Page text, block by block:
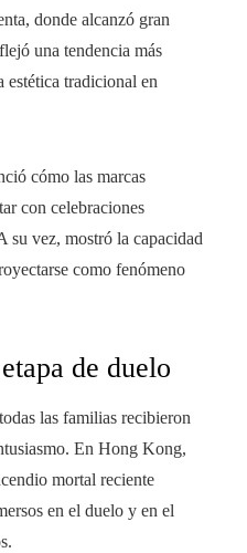
donde alcanzó gran
una tendencia más
tradicional en
cómo las marcas
con celebraciones
su vez, mostró la capacidad
como fenómeno
de duelo
las familias recibieron
En Hong Kong,
mortal reciente
en el duelo y en el